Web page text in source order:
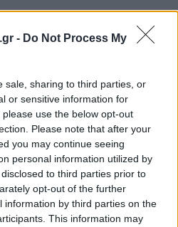
- Do Not Process My
sale, sharing to third parties, or
or sensitive information for
use the below opt-out
Please note that after your
you may continue seeing
personal information utilized by
to third parties prior to
opt-out of the further
information by third parties on the
This information may
Επόμενη
Καθημερινή